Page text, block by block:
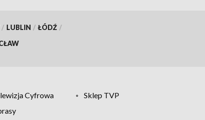
/ LUBLIN / ŁÓDŹ /
Cyfrowa
Sklep TVP